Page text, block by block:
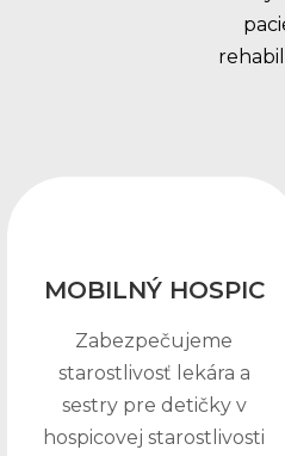
MOBILNÝ HOSPIC
Zabezpečujeme
starostlivosť lekára a
sestry pre detičky v
hospicovej starostlivosti